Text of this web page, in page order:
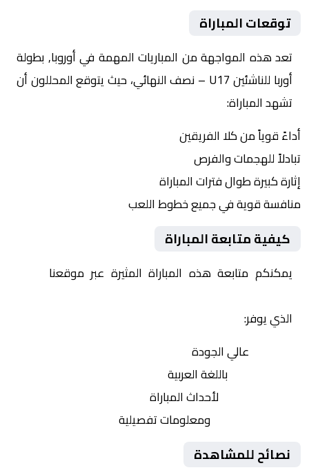
توقعات المباراة
تعد هذه المواجهة من المباريات المهمة في أوروبا, بطولة
أوربا للناشئين U17 – نصف النهائي، حيث يتوقع المحللون أن
تشهد المباراة:
أداءً قوياً من كلا الفريقين
تبادلاً للهجمات والفرص
إثارة كبيرة طوال فترات المباراة
منافسة قوية في جميع خطوط اللعب
كيفية متابعة المباراة
يمكنكم متابعة هذه المباراة المثيرة عبر موقعنا
الذي يوفر:
عالي الجودة
باللغة العربية
لأحداث المباراة
ومعلومات تفصيلية
نصائح للمشاهدة